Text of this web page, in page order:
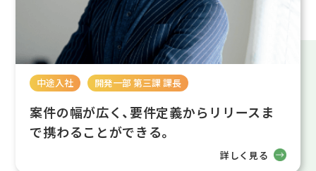
中途入社 開発一部 第三課 課長
案件の幅が広く、要件定義からリリースま
で携わることができる。
詳しく見る